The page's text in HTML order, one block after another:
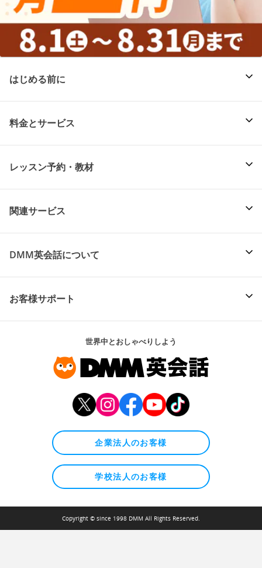
はじめる前に
料金とサービス
レッスン予約・教材
関連サービス
DMM英会話について
お客様サポート
世界中とおしゃべりしよう
企業法人のお客様
学校法人のお客様
Copyright © since 1998 DMM All Rights Reserved.